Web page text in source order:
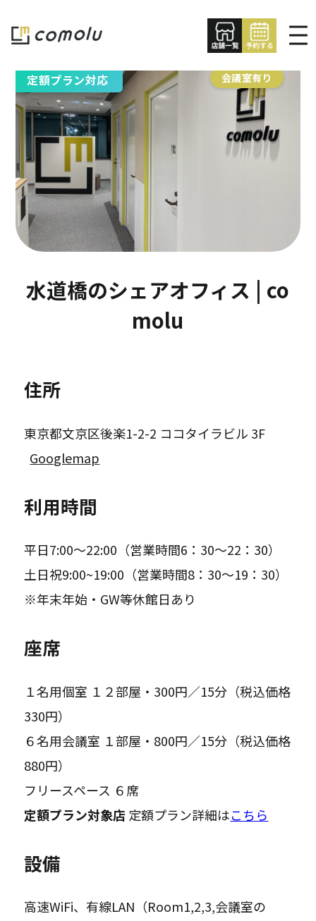
定額プラン対応 会議室有り
水道橋のシェアオフィス | co
molu
住所
東京都文京区後楽1-2-2 ココタイラビル 3F
Googlemap
利用時間
平日7:00～22:00（営業時間6：30～22：30）
土日祝9:00~19:00（営業時間8：30～19：30）
※年末年始・GW等休館日あり
座席
１名用個室 １２部屋・300円／15分（税込価格
330円）
６名用会議室 １部屋・800円／15分（税込価格
880円）
フリースペース ６席
定額プラン対象店 定額プラン詳細はこちら
設備
高速WiFi、有線LAN（Room1,2,3,会議室の